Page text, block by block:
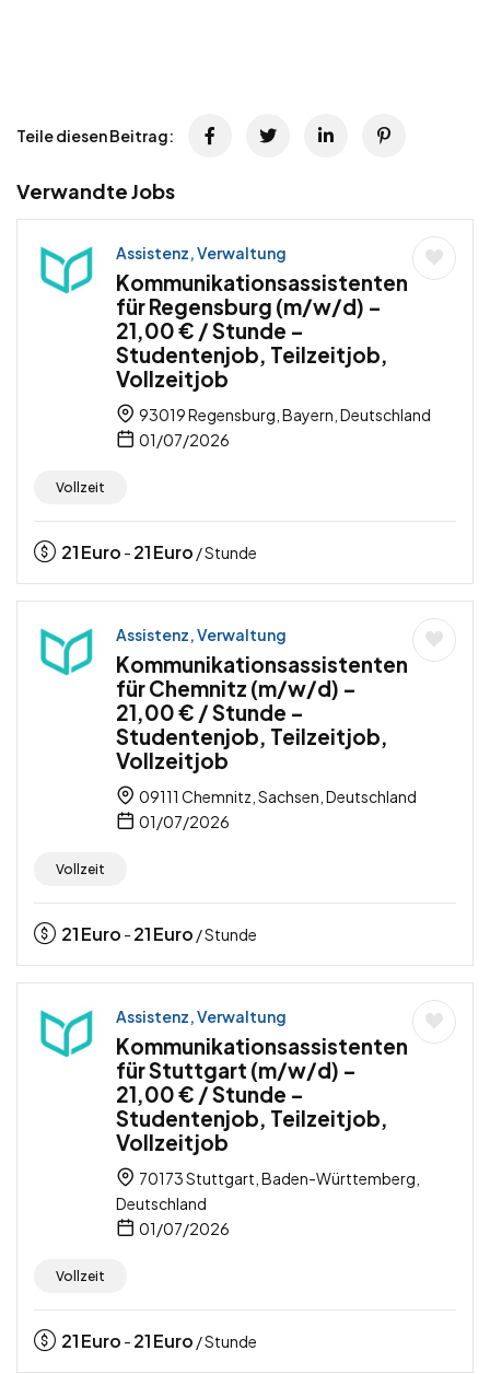
Teile diesen Beitrag:
Verwandte Jobs
Assistenz, Verwaltung
Kommunikationsassistenten
für Regensburg (m/w/d) –
21,00 € / Stunde –
Studentenjob, Teilzeitjob,
Vollzeitjob
93019 Regensburg, Bayern, Deutschland
01/07/2026
Vollzeit
21Euro - 21Euro / Stunde
Assistenz, Verwaltung
Kommunikationsassistenten
für Chemnitz (m/w/d) –
21,00 € / Stunde –
Studentenjob, Teilzeitjob,
Vollzeitjob
09111 Chemnitz, Sachsen, Deutschland
01/07/2026
Vollzeit
21Euro - 21Euro / Stunde
Assistenz, Verwaltung
Kommunikationsassistenten
für Stuttgart (m/w/d) –
21,00 € / Stunde –
Studentenjob, Teilzeitjob,
Vollzeitjob
70173 Stuttgart, Baden-Württemberg,
Deutschland
01/07/2026
Vollzeit
21Euro - 21Euro / Stunde